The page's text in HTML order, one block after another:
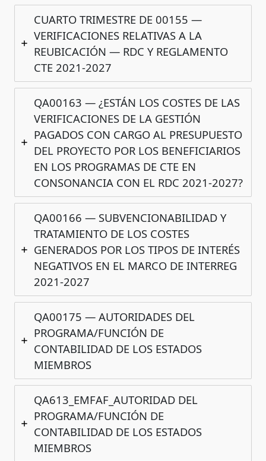
CUARTO TRIMESTRE DE 00155 —
VERIFICACIONES RELATIVAS A LA
REUBICACIÓN — RDC Y REGLAMENTO
CTE 2021-2027
QA00163 — ¿ESTÁN LOS COSTES DE LAS
VERIFICACIONES DE LA GESTIÓN
PAGADOS CON CARGO AL PRESUPUESTO
DEL PROYECTO POR LOS BENEFICIARIOS
EN LOS PROGRAMAS DE CTE EN
CONSONANCIA CON EL RDC 2021-2027?
QA00166 — SUBVENCIONABILIDAD Y
TRATAMIENTO DE LOS COSTES
GENERADOS POR LOS TIPOS DE INTERÉS
NEGATIVOS EN EL MARCO DE INTERREG
2021-2027
QA00175 — AUTORIDADES DEL
PROGRAMA/FUNCIÓN DE
CONTABILIDAD DE LOS ESTADOS
MIEMBROS
QA613_EMFAF_AUTORIDAD DEL
PROGRAMA/FUNCIÓN DE
CONTABILIDAD DE LOS ESTADOS
MIEMBROS